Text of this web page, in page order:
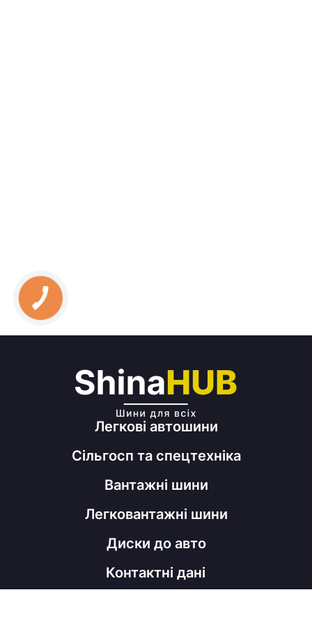
Легкові автошини
Сільгосп та спецтехніка
Вантажні шини
Легковантажні шини
Диски до авто
Контактні дані